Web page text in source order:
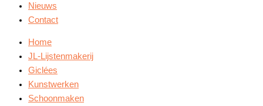
Nieuws
Contact
Home
JL-Lijstenmakerij
Giclées
Kunstwerken
Schoonmaken